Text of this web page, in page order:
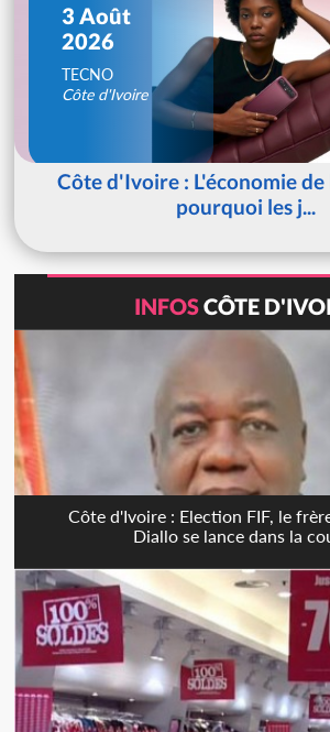
3 Août
2026
TECNO
Côte d'Ivoire
Côte d'Ivoire : L'économie
pourquoi les j...
INFOSCÔTE
Côte d'Ivoire : Election FIF, le
Diallo se lance dans la